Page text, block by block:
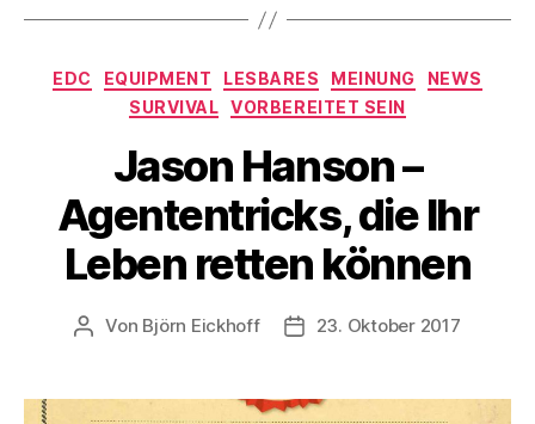
Kategorien
EDC EQUIPMENT LESBARES MEINUNG
NEWS
SURVIVAL
VORBEREITET SEIN
Jason Hanson –
Agententricks, die Ihr
Leben retten können
Beitragsautor
Von Björn Eickhoff Veröffentlichungsdatum
23. Oktober 2017